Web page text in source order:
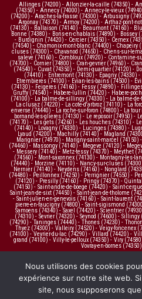
Allinges (74200) - Allonzier-la-caille (74350) -
(74350) - Annecy (74000) - Annecy-le-vieux
(74200) - Araches-la-frasse (74300) - Arbusigny
Argonay (74370) - Armoy (74200) - Arthaz-pont-
(74130) - Ballaison (74140) -Beaumont (74160) -
Bonne (74380) - Bons-en-chablais (74890) - Bossey
- Burdignin (74420) - Cercier (74350) - Cernex
(74540) - Chamonix-mont-blanc (74400) - Chapeiry
cluses (74300) - Chavanod (74650) - Chens-sur-
saleve (74160) - Combloux (74920) - Contamine-
(74700) - Cornier (74800) - Cran-gevrier (74960) -
(74540) - Cuvat (74350) - Demi-quartier (74120) -
(74410) - Entremont (74130) - Epagny (74330) -
Etrembieres (74100) - Evian-les-bains (74500) -
(74130) - Feigeres (74160) - Fessy (74890) -
Gruffy (74540) - Habere-lullin (74420) - Habere-
(74100) - La balme-de-sillingy (74330)- La balme-
La clusaz (74220) - La cote-d'arbroz (74110) - La
enverse (74440) - La roche-sur-foron (74800) - La
bornand-les-glieres (74130) - Le reposoir (74950) -
(74170) - Les gets (74260) - Les houches (74310) -
(74140) - Lovagny (74330) - Lucinges (74380) -
Lyaud (74200) - Machilly (74140) - Magland
Marignier (74970) - Marigny-saint-marcel (74150) -
(74460) - Massongy (74140) - Megeve (74120)-
- Messery (74140) - Metz-tessy (74370) - Meythet
(74560) - Mont-saxonnex (74130) - Montagny-les-
(74440) - Morzine (74110) - Nancy-sur-cluses
Nernier (74140) - Neydens (74160) - Nonglard
(74480) - Peillonnex (74250) - Perrignier (74550)-
(74120) - Presilly (74160) - Pringy (74370) -
(74150)- Saint-andre-de-boege (74420) - Saint-
Saint-jean-de-sixt (74450) - Saint-jean-de-tholome
- Saint-julien-en-genevois (74160) - Saint-laurent
pierre-en-faucigny (74800) - Saint-sigismond
Samoens (74340) - Saxel (74420) - Scientrier
(74310) - Sevrier (74320) -Seynod (74600) - Sillingy
(74290) -Taninges (74440) - Thones (74230) -
Thyez (74300) - Valleiry (74520) - Veigy-foncenex
(74100) -Veyrier-du-lac (74290) - Villard (74420) -
grand (74100) - Villy-le-pelloux (74350) - Viry
Vovray-en-bornes (74350)
Nous utilisons des cookies
expérience sur notre site web.
site, nous supposerons